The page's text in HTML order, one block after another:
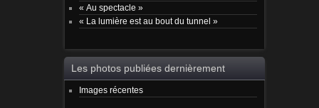
« Au spectacle »
« La lumière est au bout du tunnel »
Les photos publiées dernièrement
Images récentes